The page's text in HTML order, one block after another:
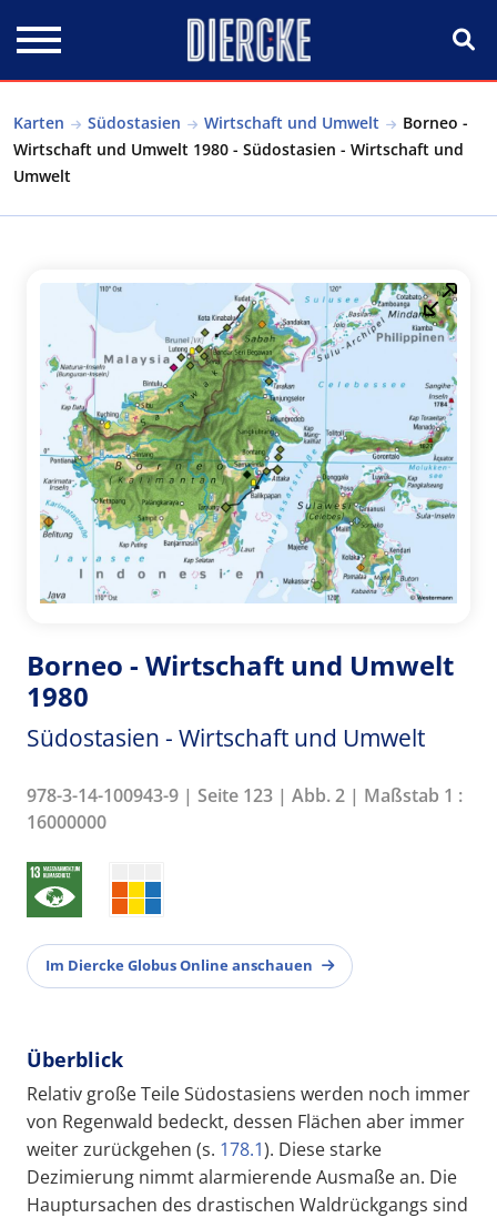
Karten Südostasien Wirtschaft und Umwelt
Borneo -
Wirtschaft und Umwelt 1980 - Südostasien - Wirtschaft und
Umwelt
Borneo - Wirtschaft und Umwelt
1980
Südostasien - Wirtschaft und Umwelt
978-3-14-100943-9 | Seite 123 | Abb. 2 | Maßstab 1 :
16000000
Im Diercke Globus Online anschauen
Überblick
Relativ große Teile Südostasiens werden noch immer
von Regenwald bedeckt, dessen Flächen aber immer
weiter zurückgehen (s. 178.1). Diese starke
Dezimierung nimmt alarmierende Ausmaße an. Die
Hauptursachen des drastischen Waldrückgangs sind